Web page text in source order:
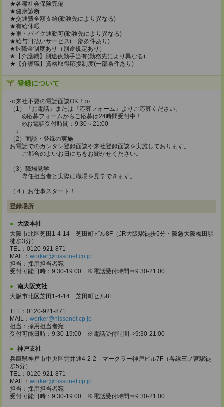
★各種社会保険完備
★健康診断
★交通費全額支給(勤務先により異なる)
★有給休暇
★車・バイク通勤可(勤務先により異なる)
★給与日払いサービス(一部条件あり)
★退職金制度あり（別途規定あり）
★【介護職】別途夜勤手当有(勤務先により異なる)
★【介護職】資格取得応援制度(一部条件あり)
登録について
≪来社不要の電話面談OK！≫
（1）『お電話』または『応募フォーム』よりご応募ください。
◎応募フォームからご応募は24時間受付中！
◎お電話受付時間：9:30～21:00
↓
（2）面談・登録の実施
お電話でのカンタン登録面談や来社登録面談を実施しております。
ご都合のよいお日にちをお聞かせください。
（3）職場見学
専任担当者と実際に職場を見学できます。
（４）お仕事スタート！
登録場所
大阪本社
大阪市北区芝田1-4-14 芝田町ビル8F（JR大阪駅徒歩5分・阪急大阪梅田駅
徒歩3分）
TEL：0120-921-871
MAIL： worker@nissonet.co.jp
担当：採用担当者宛
受付可能日時：9:30-19:00 ※電話受付時間⇒9:30-21:00
南大阪支社
大阪市北区芝田1-4-14 芝田町ビル8F
TEL：0120-921-871
MAIL： worker@nissonet.cp.jp
担当：採用担当者宛
受付可能日時：9:30-19:00 ※電話受付時間⇒9:30-21:00
神戸支社
兵庫県神戸市中央区雲井通4-2-2 マークラー神戸ビル7F（各線三ノ宮駅徒
歩5分）
TEL：0120-921-871
MAIL： worker@nissonet.cp.jp
担当：採用担当者宛
受付可能日時：9:30-19:00 ※電話受付時間⇒9:30-21:00